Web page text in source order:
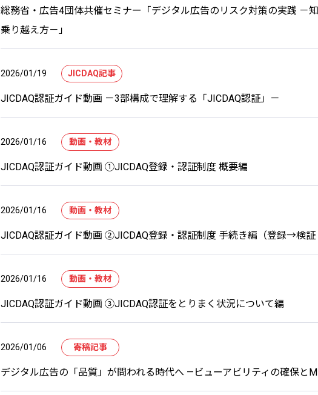
総務省・広告4団体共催セミナー「デジタル広告のリスク対策の実践 －
乗り越え方－」
2026/01/19 JICDAQ記事
JICDAQ認証ガイド動画 －3部構成で理解する「JICDAQ認証」－
2026/01/16 動画・教材
JICDAQ認証ガイド動画 ①JICDAQ登録・認証制度 概要編
2026/01/16 動画・教材
JICDAQ認証ガイド動画 ②JICDAQ登録・認証制度 手続き編（登録→検
2026/01/16 動画・教材
JICDAQ認証ガイド動画 ③JICDAQ認証をとりまく状況について編
2026/01/06 寄稿記事
デジタル広告の「品質」が問われる時代へ —ビューアビリティの確保と